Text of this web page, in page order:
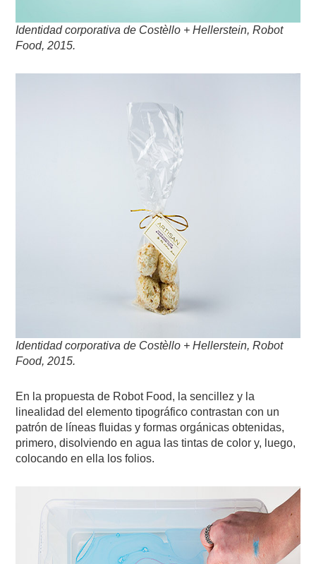
Identidad corporativa de Costèllo + Hellerstein, Robot
Food, 2015.
Identidad corporativa de Costèllo + Hellerstein, Robot
Food, 2015.
En la propuesta de Robot Food, la sencillez y la
linealidad del elemento tipográfico contrastan con un
patrón de líneas fluidas y formas orgánicas obtenidas,
primero, disolviendo en agua las tintas de color y, luego,
colocando en ella los folios.